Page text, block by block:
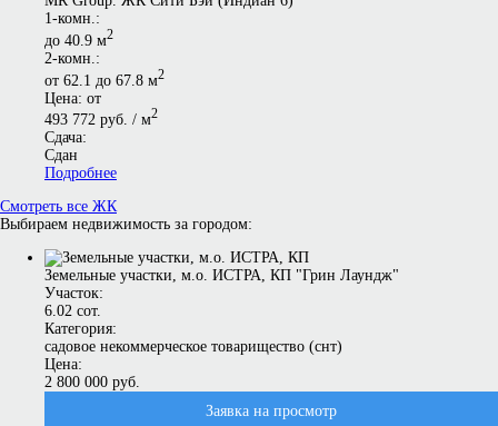
1-комн.:
до 40.9 м2
2-комн.:
от 62.1 до 67.8 м2
Цена: от
493 772 руб. / м2
Сдача:
Сдан
Подробнее
Смотреть все ЖК
Выбираем недвижимость за городом:
Земельные участки, м.о. ИСТРА, КП "Грин Лаундж"
Участок:
6.02 сот.
Категория:
садовое некоммерческое товарищество (снт)
Цена:
2 800 000 руб.
Заявка на просмотр